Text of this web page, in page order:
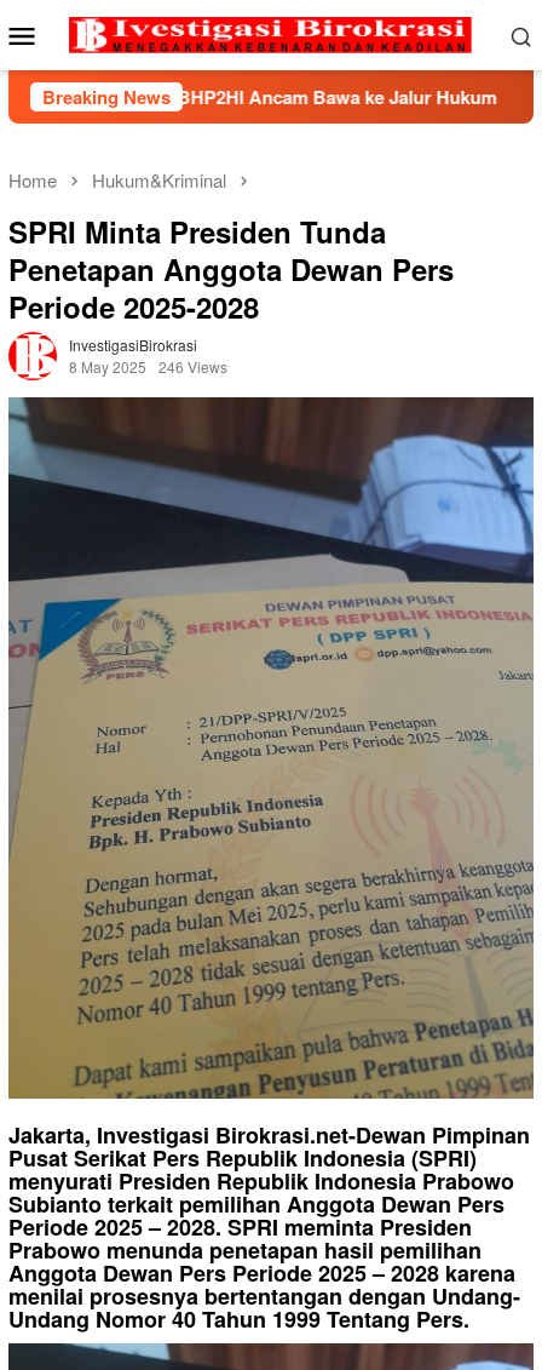
to
Mobile
Menu
Breaking News
BHP2HI Ancam Bawa ke Jalur Hukum Kemnaker
Home Hukum&Kriminal
SPRI Minta Presiden Tunda
Penetapan Anggota Dewan Pers
Periode 2025-2028
InvestigasiBirokrasi
8 May 2025
246 Views
Jakarta, Investigasi Birokrasi.net-Dewan Pimpinan
Pusat Serikat Pers Republik Indonesia (SPRI)
menyurati Presiden Republik Indonesia Prabowo
Subianto terkait pemilihan Anggota Dewan Pers
Periode 2025 – 2028. SPRI meminta Presiden
Prabowo menunda penetapan hasil pemilihan
Anggota Dewan Pers Periode 2025 – 2028 karena
menilai prosesnya bertentangan dengan Undang-
Undang Nomor 40 Tahun 1999 Tentang Pers.